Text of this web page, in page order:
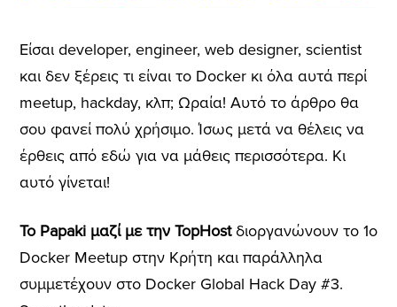
Είσαι developer, engineer, web designer, scientist
και δεν ξέρεις τι είναι το Docker κι όλα αυτά περί
meetup, hackday, κλπ; Ωραία! Αυτό το άρθρο θα
σου φανεί πολύ χρήσιμο. Ίσως μετά να θέλεις να
έρθεις από εδώ για να μάθεις περισσότερα. Κι
αυτό γίνεται!
Το Papaki μαζί με την TopHostδιοργανώνουν το 1ο
Docker Meetup στην Κρήτη και παράλληλα
συμμετέχουν στο Docker Global Hack Day #3.